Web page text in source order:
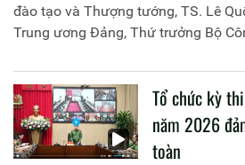
đào tạo và Thượng tướng, TS. Lê
Trung ương Đảng, Thứ trưởng Bộ
liên quan đến công tác giáo dục và
CAND.
Tổ chức kỳ
năm 2026
toàn